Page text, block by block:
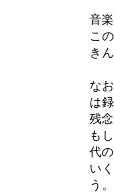
音
こ
き
な
は
残
も
代
い
う。